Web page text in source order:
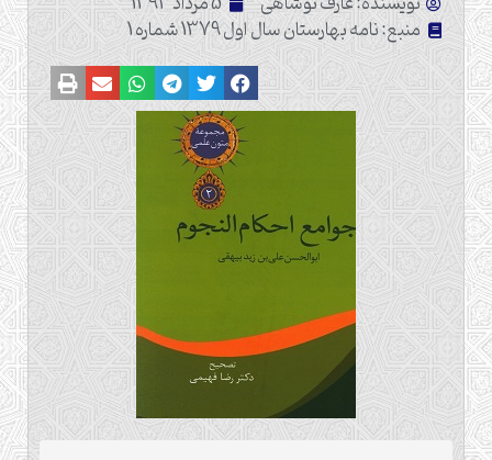
منبع: نامه بهارستان سال اول 1379 شماره 1